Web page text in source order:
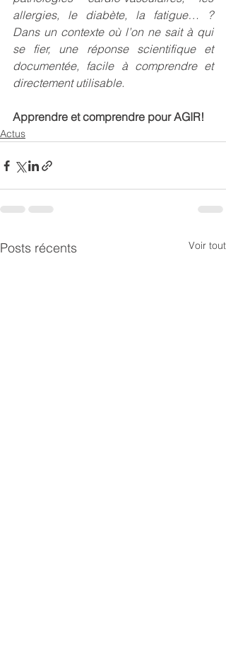
allergies, le diabète, la fatigue… ?
Dans un contexte où l’on ne sait à qui
se fier, une réponse scientifique et
documentée, facile à comprendre et
directement utilisable.
Apprendre et comprendre pour AGIR!
Actus
Posts récents Voir tout